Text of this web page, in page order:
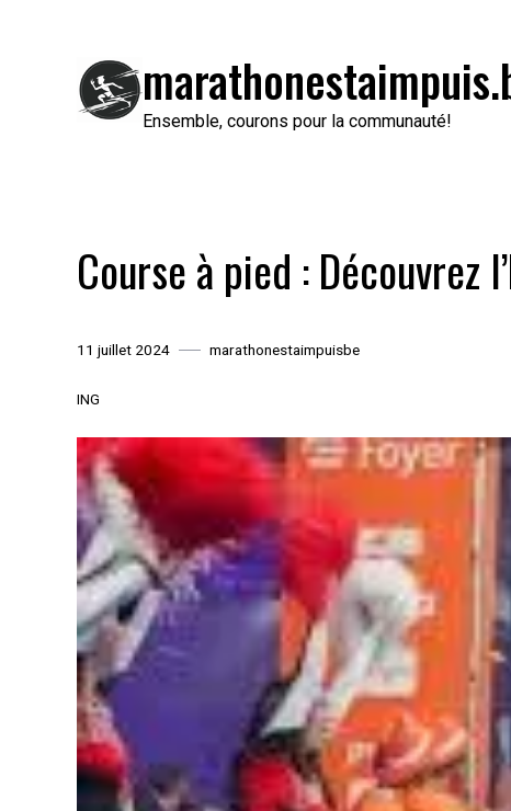
Ensemble, courons pour la communauté!
Course à pied : Découvrez
11 juillet 2024 marathonestaimpuisbe
ING